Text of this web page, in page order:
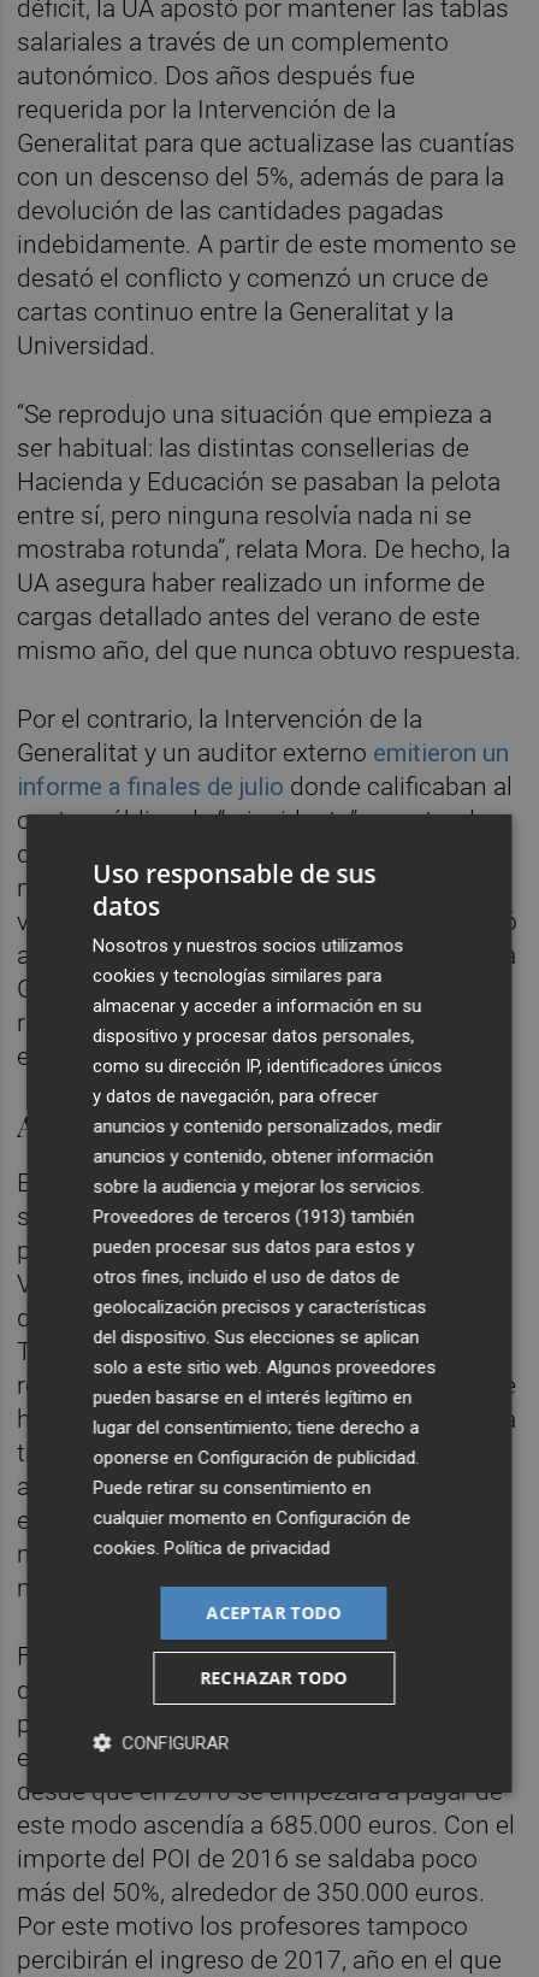
déficit, la UA apostó por mantener las tablas
salariales a través de un complemento
autonómico. Dos años después fue
requerida por la Intervención de la
Generalitat para que actualizase las cuantías
con un descenso del 5%, además de para la
devolución de las cantidades pagadas
indebidamente. A partir de este momento se
desató el conflicto y comenzó un cruce de
cartas continuo entre la Generalitat y la
Universidad.
“Se reprodujo una situación que empieza a
ser habitual: las distintas consellerias de
Hacienda y Educación se pasaban la pelota
entre sí, pero ninguna resolvía nada ni se
mostraba rotunda”, relata Mora. De hecho, la
UA asegura haber realizado un informe de
cargas detallado antes del verano de este
mismo año, del que nunca obtuvo respuesta.
Por el contrario, la Intervención de la
Generalitat y un auditor externo emitieron un
informe a finales de julio donde calificaban al
centro público de “reincidente”, apuntando
que abonaba sueldos por encima de la
norma “pese a haber sido advertido varias
veces”. Además aseguraba que la UA solicitó
a la Dirección General de Universidades de la
Generalitat autorización para abonar esas
retribuciones, pero nunca recibió el permiso
expreso para ello.
Acuerdo 'in extremis'
El punto de inflexión no llegó hasta
septiembre, cuando el gerente de la UA se
personó en la sede de la Intervención en
Valencia. "Fue entonces cuando se le dijo
que estaban a punto de trasladar el caso al
Tribunal de Cuentas", siguiendo el relato del
representante sindical. Conocedores de este
hecho, los miembros de la UA comenzaron a
trabajar en un plan para que el profesorado
afectado devolviera esas cantidades, “pero
en lugar de quitarles lo que ya tenían, vimos
mejor recortar de los pagos futuros de
manera muy meditada”.
Finalmente la solución ha consistido en
dejar de cobrar el complemento de
productividad propio de la UA (POI) y que se
entrega cada Navidad. La deuda acumulada
desde que en 2010 se empezara a pagar de
este modo ascendía a 685.000 euros. Con el
importe del POI de 2016 se saldaba poco
más del 50%, alrededor de 350.000 euros.
Por este motivo los profesores tampoco
percibirán el ingreso de 2017, año en el que
Uso responsable de sus
datos
Nosotros y nuestros socios utilizamos
cookies y tecnologías similares para
almacenar y acceder a información en su
dispositivo y procesar datos personales,
como su dirección IP, identificadores únicos
y datos de navegación, para ofrecer
anuncios y contenido personalizados, medir
anuncios y contenido, obtener información
sobre la audiencia y mejorar los servicios.
Proveedores de terceros (1913) también
pueden procesar sus datos para estos y
otros fines, incluido el uso de datos de
geolocalización precisos y características
del dispositivo. Sus elecciones se aplican
solo a este sitio web. Algunos proveedores
pueden basarse en el interés legítimo en
lugar del consentimiento; tiene derecho a
oponerse enConfiguración de publicidad
Puede retirar su consentimiento en
cualquier momento enConfiguración de
cookies .Política de privacidad
ACEPTAR TODO
RECHAZAR TODO
CONFIGURAR